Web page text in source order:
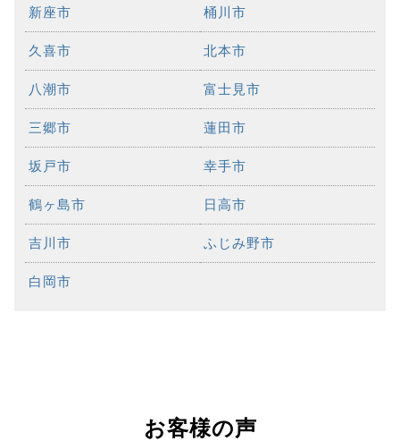
新座市 桶川市
久喜市 北本市
八潮市 富士見市
三郷市 蓮田市
坂戸市 幸手市
鶴ヶ島市 日高市
吉川市 ふじみ野市
白岡市
お客様の声